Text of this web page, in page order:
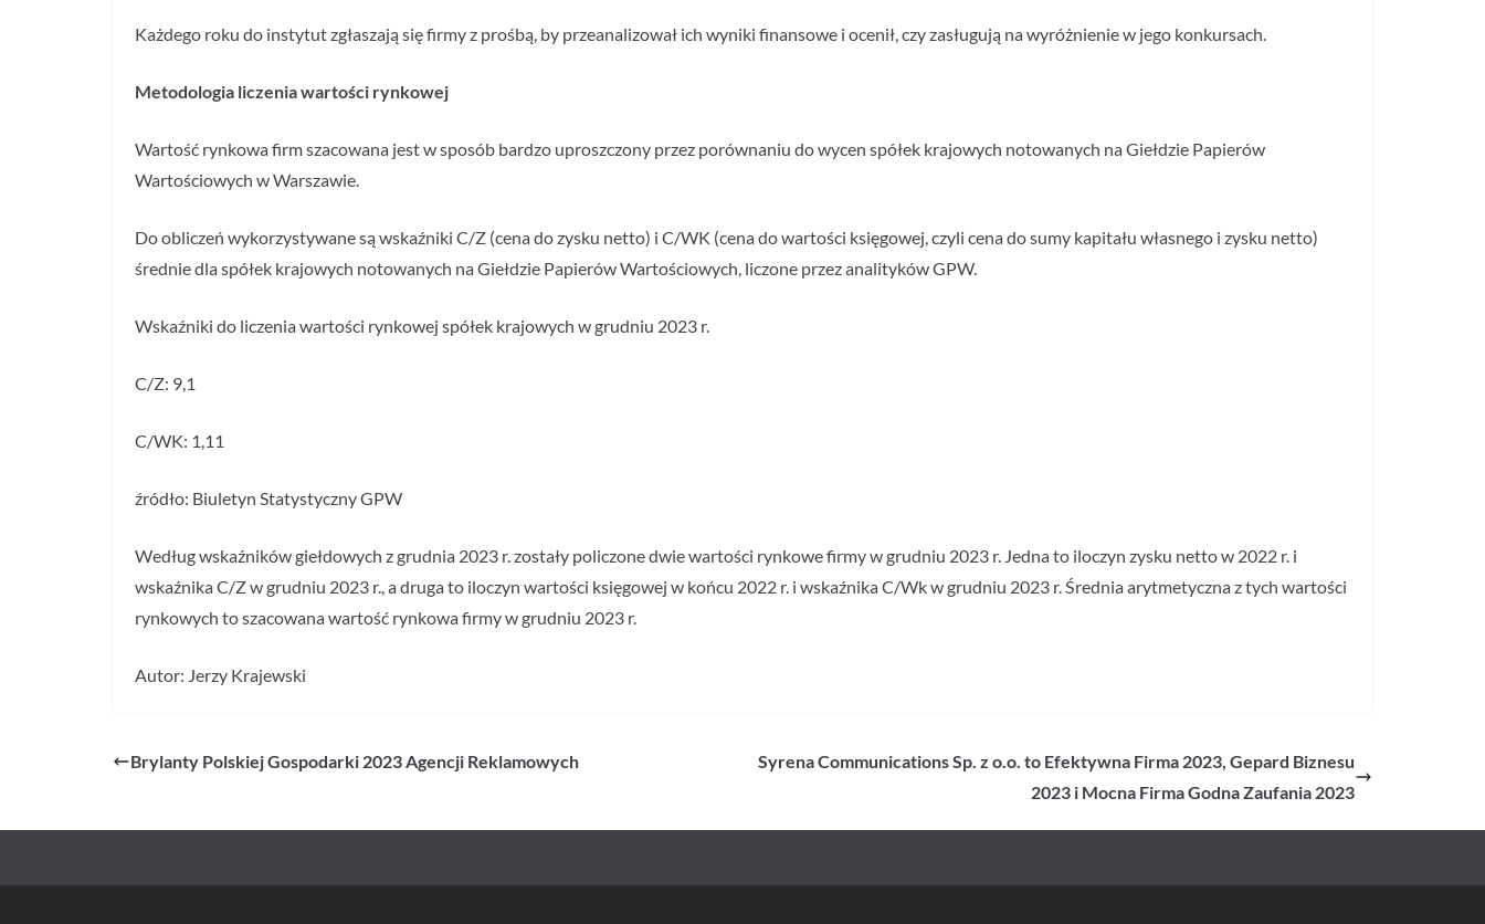
Każdego roku do instytut zgłaszają się firmy z prośbą, by przeanalizował ich wyniki finansowe i ocenił, czy zasługują na wyróżnienie w jego konkursach.
Metodologia liczenia wartości rynkowej
Wartość rynkowa firm szacowana jest w sposób bardzo uproszczony przez porównaniu do wycen spółek krajowych notowanych na Giełdzie Papierów
Wartościowych w Warszawie.
Do obliczeń wykorzystywane są wskaźniki C/Z (cena do zysku netto) i C/WK (cena do wartości księgowej, czyli cena do sumy kapitału własnego i zysku netto)
średnie dla spółek krajowych notowanych na Giełdzie Papierów Wartościowych, liczone przez analityków GPW.
Wskaźniki do liczenia wartości rynkowej spółek krajowych w grudniu 2023 r.
C/Z: 9,1
C/WK: 1,11
źródło: Biuletyn Statystyczny GPW
Według wskaźników giełdowych z grudnia 2023 r. zostały policzone dwie wartości rynkowe firmy w grudniu 2023 r. Jedna to iloczyn zysku netto w 2022 r. i
wskaźnika C/Z w grudniu 2023 r., a druga to iloczyn wartości księgowej w końcu 2022 r. i wskaźnika C/Wk w grudniu 2023 r. Średnia arytmetyczna z tych wartości
rynkowych to szacowana wartość rynkowa firmy w grudniu 2023 r.
Autor: Jerzy Krajewski
Brylanty Polskiej Gospodarki 2023 Agencji Reklamowych
Syrena Communications Sp. z o.o. to Efektywna Firma 2023, Gepard Biznesu
2023 i Mocna Firma Godna Zaufania 2023